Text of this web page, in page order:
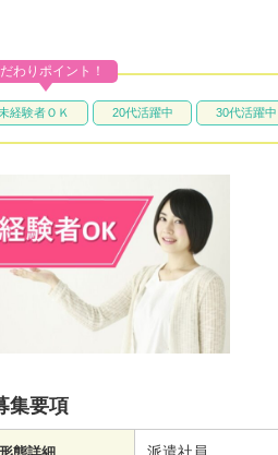
経験者ＯＫ 20代活躍中 30代活躍中
わりポイント！
集要項